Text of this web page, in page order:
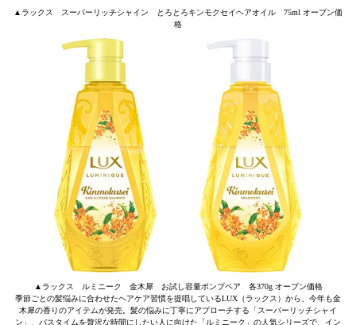
▲ラックス スーパーリッチシャイン とろとろキンモクセイヘアオイル 75ml オープン価
格
▲ラックス ルミニーク 金木犀 お試し容量ポンプペア 各370g オープン価格
季節ごとの髪悩みに合わせたヘアケア習慣を提唱しているLUX（ラックス）から、今年も金
木犀の香りのアイテムが発売。髪の悩みに丁寧にアプローチする「スーパーリッチシャイ
ン」、バスタイムを贅沢な時間にしたい人に向けた「ルミニーク」の人気シリーズで、イン